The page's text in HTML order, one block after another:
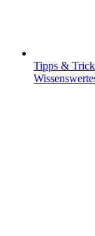
Tipps &